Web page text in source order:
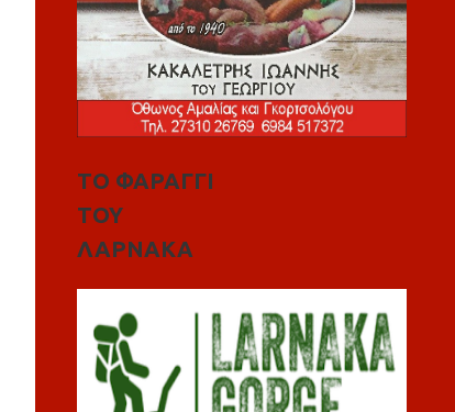
ΤΟ ΦΑΡΑΓΓΙ
ΤΟΥ
ΛΑΡΝΑΚΑ